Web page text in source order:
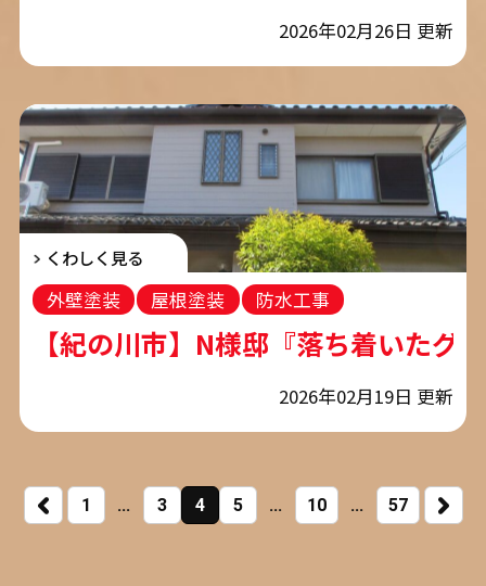
2026年02月26日 更新
くわしく見る
【紀の川市】N様邸『落ち着いた
2026年02月19日 更新
外壁塗装 屋根塗装
防水工事
コーキング工事
1 ... 3 4 5 ... 10 ...
NEXT 57